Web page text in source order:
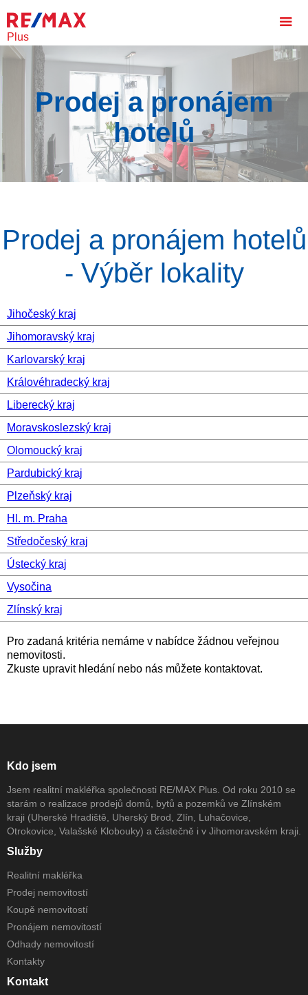
Plus
Prodej a pronájem
hotelů
Prodej a pronájem hotelů
- Výběr lokality
Jihočeský kraj
Jihomoravský kraj
Karlovarský kraj
Královéhradecký kraj
Liberecký kraj
Moravskoslezský kraj
Olomoucký kraj
Pardubický kraj
Plzeňský kraj
Hl. m. Praha
Středočeský kraj
Ústecký kraj
Vysočina
Zlínský kraj
Pro zadaná kritéria nemáme v nabídce žádnou veřejnou
nemovitosti.
Zkuste upravit hledání nebo nás můžete kontaktovat.
Kdo jsem
Jsem realitní makléřka společnosti RE/MAX Plus. Od roku 2010 se
starám o realizace prodejů domů, bytů a pozemků ve Zlínském
kraji (Uherské Hradiště, Uherský Brod, Zlín, Luhačovice,
Otrokovice, Valašské Klobouky) a částečně i v Jihomoravském kraji.
Služby
Realitní makléřka
Prodej nemovitostí
Koupě nemovitostí
Pronájem nemovitostí
Odhady nemovitostí
Kontakty
Kontakt